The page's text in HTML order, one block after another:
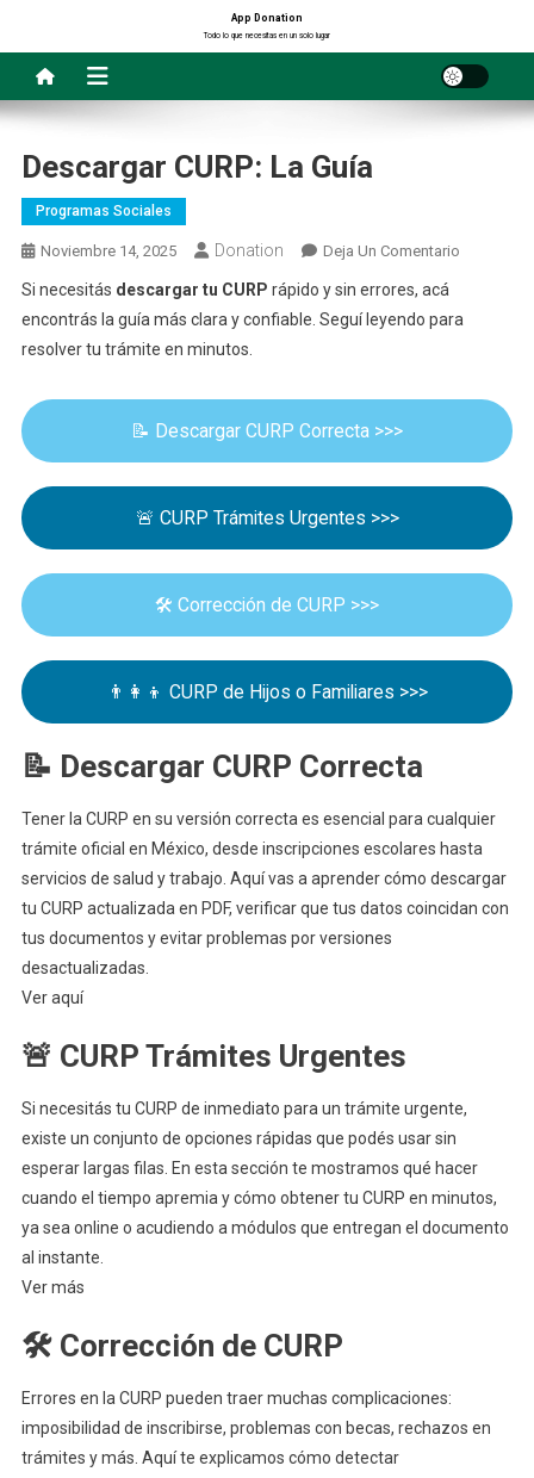
contenido
App Donation
Todo lo que necesitas en un solo lugar
Descargar CURP: La Guía
Programas Sociales
Noviembre 14, 2025 Donation Deja Un ComentarioEn
Si necesitás descargar tu CURP rápido y sin errores, acá
encontrás la guía más clara y confiable. Seguí leyendo para
resolver tu trámite en minutos.
📝 Descargar CURP Correcta >>>
🚨 CURP Trámites Urgentes >>>
🛠️ Corrección de CURP >>>
👨‍👩‍👦 CURP de Hijos o Familiares >>>
📝 Descargar CURP Correcta
Tener la CURP en su versión correcta es esencial para cualquier
trámite oficial en México, desde inscripciones escolares hasta
servicios de salud y trabajo. Aquí vas a aprender cómo descargar
tu CURP actualizada en PDF, verificar que tus datos coincidan con
tus documentos y evitar problemas por versiones
desactualizadas.
Ver aquí
🚨 CURP Trámites Urgentes
Si necesitás tu CURP de inmediato para un trámite urgente,
existe un conjunto de opciones rápidas que podés usar sin
esperar largas filas. En esta sección te mostramos qué hacer
cuando el tiempo apremia y cómo obtener tu CURP en minutos,
ya sea online o acudiendo a módulos que entregan el documento
al instante.
Ver más
🛠️ Corrección de CURP
Errores en la CURP pueden traer muchas complicaciones:
imposibilidad de inscribirse, problemas con becas, rechazos en
trámites y más. Aquí te explicamos cómo detectar